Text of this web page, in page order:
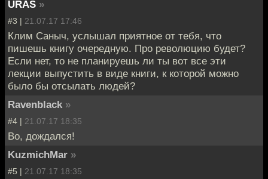
URAS »
#3 | 21.07.17 17:46
Клим Саныч, услышал приятное от тебя, что
пишешь книгу очередную. Про революцию будет?
Если нет, то не планируешь ли ты вот все эти
лекции выпустить в виде книги, к которой можно
было бы отсылать людей?
Ravenblack »
#4 | 21.07.17 18:35
Во, дождался!
KuzmichMar »
#5 | 21.07.17 18:35